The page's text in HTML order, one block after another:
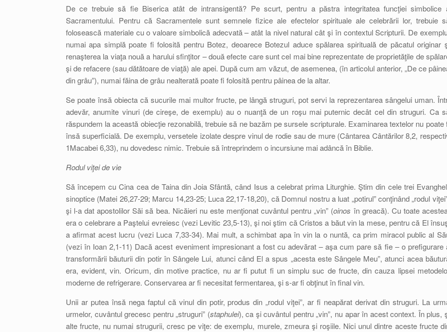
De ce trebuie să fie Biserica atât de intransigentă? Pe scurt, pentru a păstra integritatea funcţiei simbolice
Sacramentului. Pentru că Sacramentele sunt semnele fizice ale efectelor spirituale ale celebrării lor, trebuie
folosească materiale cu o valoare simbolică adecvată – atât la nivel natural cât şi în contextul Scripturii. De
numai apa simplă poate fi folosită pentru Botez, deoarece Botezul aduce spălarea spirituală de păcatul originar
renaşterea la viaţa nouă a harului sfinţitor – două efecte care sunt cel mai bine reprezentate de proprietăţile de
şi de refacere (sau dătătoare de viaţă) ale apei. După cum am văzut, de asemenea, (în articolul anterior, „De ce
din grâu”), numai făina de grâu nealterată poate fi folosită pentru pâinea de la altar.
Se poate însă obiecta că sucurile mai multor fructe, pe lângă struguri, pot servi la reprezentarea sângelui uman.
adevăr, anumite vinuri (de cireşe, de exemplu) au o nuanţă de un roşu mai puternic decât cel din struguri. Ca
răspundem la această obiecţie rezonabilă, trebuie să ne bazăm pe sursele scripturale. Examinarea textelor nu poate
însă superficială. De exemplu, versetele izolate despre vinul de rodie sau de mure (Cântarea Cântărilor 8,2,
1Macabei 6,33), nu dovedesc nimic. Trebuie să întreprindem o incursiune mai adâncă în Biblie.
Rodul viţei de vie
Să începem cu Cina cea de Taina din Joia Sfântă, când Isus a celebrat prima Liturghie. Ştim din cele trei
sinoptice (Matei 26,27-29; Marcu 14,23-25; Luca 22,17-18,20), că Domnul nostru a luat „potirul” conţinând „rodul
şi l-a dat apostolilor Săi să bea. Nicăieri nu este menţionat cuvântul pentru „vin” (oinos în greacă). Cu toate
era o celebrare a Paştelui evreiesc (vezi Levitic 23,5-13), şi noi ştim că Cristos a băut vin la mese, pentru că El
a afirmat acest lucru (vezi Luca 7,33-34). Mai mult, a schimbat apa în vin la o nuntă, ca prim miracol public al
(vezi în Ioan 2,1-11) Dacă acest eveniment impresionant a fost cu adevărat – aşa cum pare să fie – o prefigurare
transformării băuturii din potir în Sângele Lui, atunci când El a spus „acesta este Sângele Meu”, atunci acea
era, evident, vin. Oricum, din motive practice, nu ar fi putut fi un simplu suc de fructe, din cauza lipsei
moderne de refrigerare. Conservarea ar fi necesitat fermentarea, şi s-ar fi obţinut în final vin.
Unii ar putea însă nega faptul că vinul din potir, produs din „rodul viţei”, ar fi neapărat derivat din struguri. La
urmelor, cuvântul grecesc pentru „struguri” (staphulei), ca şi cuvântul pentru „vin”, nu apar în acest context. În plus,
alte fructe, nu numai strugurii, cresc pe viţe: de exemplu, murele, zmeura şi roşiile. Nici unul dintre aceste fructe